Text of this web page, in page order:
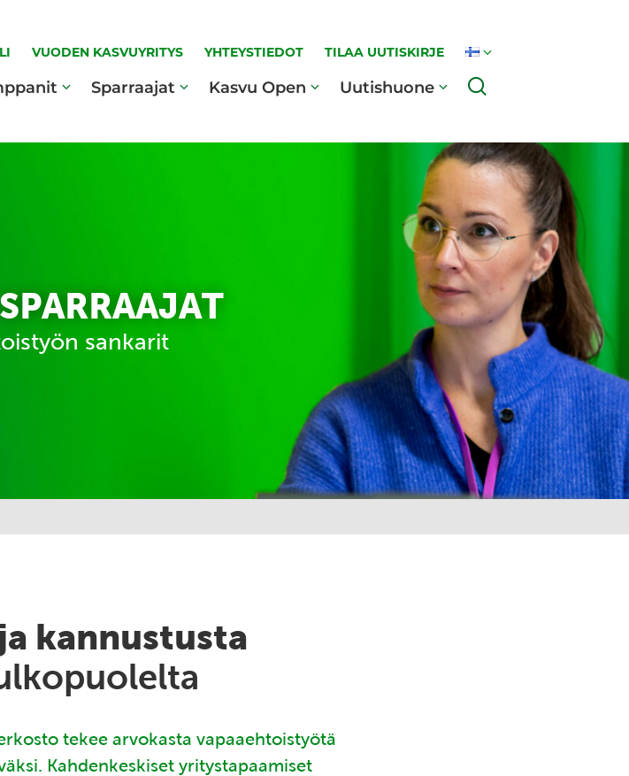
VUODEN KASVUYRITYS YHTEYSTIEDOT TILAA UUTISKIRJE
Sparraajat Kasvu Open Uutishuone
sankarit
kannustusta
tekee arvokasta vapaaehtoistyötä
Kahdenkeskiset yritystapaamiset